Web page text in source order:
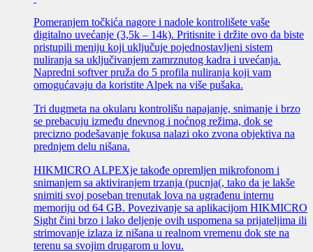
Pomeranjem točkića nagore i nadole kontrolišete vaše
digitalno uvećanje (3,5k – 14k). Pritisnite i držite ovo da biste
pristupili meniju koji uključuje pojednostavljeni sistem
nuliranja sa uključivanjem zamrznutog kadra i uvećanja.
Napredni softver pruža do 5 profila nuliranja koji vam
omogućavaju da koristite Alpek na više pušaka.
Tri dugmeta na okularu kontrolišu napajanje, snimanje i brzo
se prebacuju između dnevnog i noćnog režima, dok se
precizno podešavanje fokusa nalazi oko zvona objektiva na
prednjem delu nišana.
HIKMICRO ALPEXje takođe opremljen mikrofonom i
snimanjem sa aktiviranjem trzanja (pucnja(, tako da je lakše
snimiti svoj poseban trenutak lova na ugrađenu internu
memoriju od 64 GB. Povezivanje sa aplikacijom HIKMICRO
Sight čini brzo i lako deljenje ovih uspomena sa prijateljima ili
strimovanje izlaza iz nišana u realnom vremenu dok ste na
terenu sa svojim drugarom u lovu.